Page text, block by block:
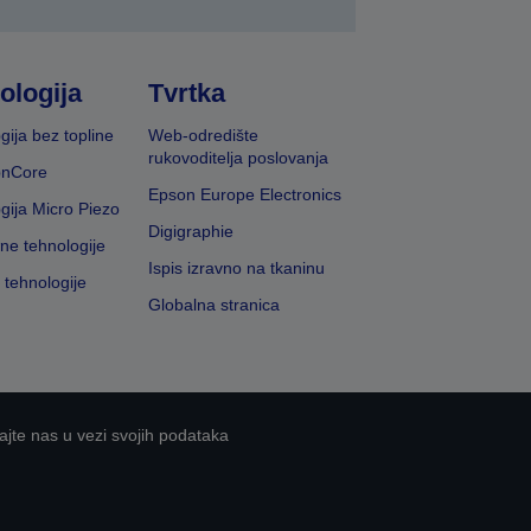
bez topline
Micro Piezo
tehnologije
tehnologije
Tvrtka
Web-odredište
rukovoditelja poslovanja
Epson Europe Electronics
Digigraphie
Ispis izravno na tkaninu
Globalna stranica
nas u vezi svojih podataka